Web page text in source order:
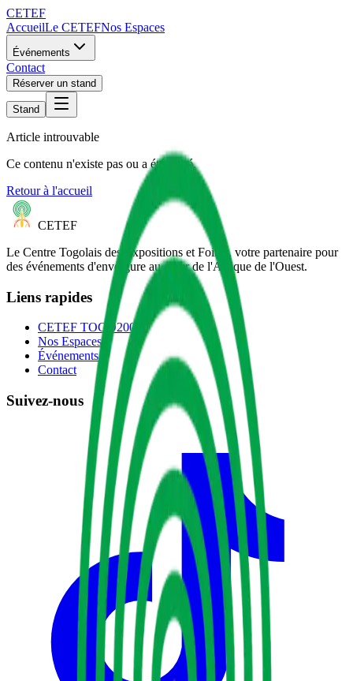
CETEF
AccueilLe CETEFNos Espaces
Événements
Contact
Réserver un stand
Stand
Article introuvable
Ce contenu n'existe pas ou a été retiré.
Retour à l'accueil
CETEF
Le Centre Togolais des Expositions et Foires, votre partenaire pour
des événements d'envergure au cœur de l'Afrique de l'Ouest.
Liens rapides
CETEF TOGO2000
Nos Espaces
Événements
Contact
Suivez-nous